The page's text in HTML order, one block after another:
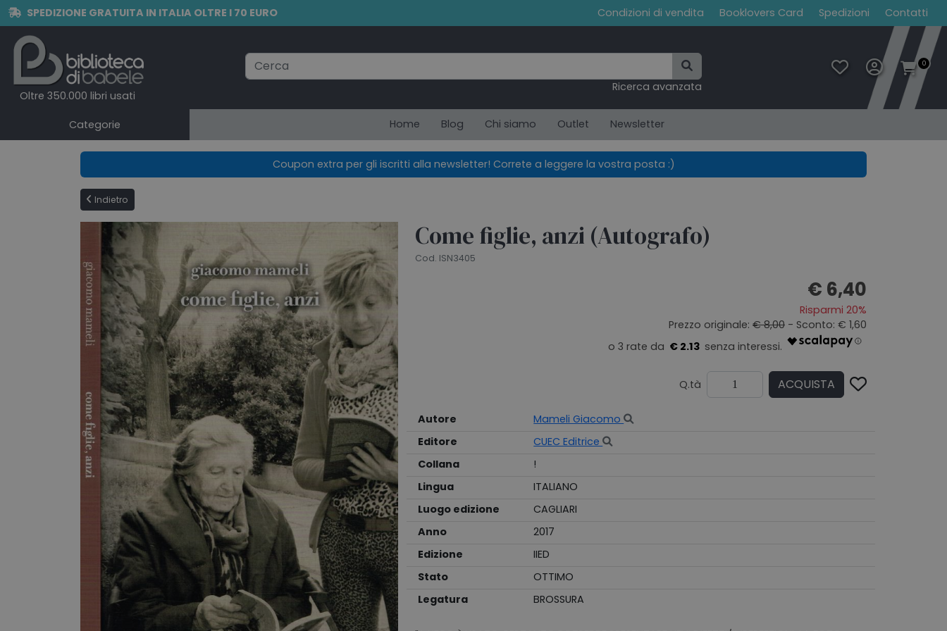
SPEDIZIONE GRATUITA IN ITALIA OLTRE I 70 EURO Condizioni di vendita Booklovers Card Spedizioni Contatti
Oltre 350.000 libri usati
Ricerca avanzata
0
Categorie Home Blog Chi siamo Outlet Newsletter
Coupon extra per gli iscritti alla newsletter! Correte a leggere la vostra posta :)
Indietro
Come figlie, anzi (Autografo)
Cod. ISN3405
€ 6,40
Risparmi 20%
Prezzo originale: € 8,00 - Sconto: € 1,60
€ 2.13
Q.tà ACQUISTA
Autore
Mameli Giacomo
Editore
CUEC Editrice
Collana
!
Lingua
ITALIANO
Luogo edizione
CAGLIARI
Anno
2017
Edizione
IIED
Stato
OTTIMO
Legatura
BROSSURA